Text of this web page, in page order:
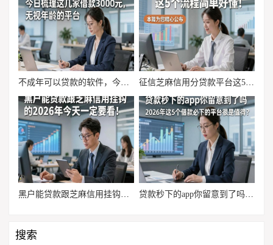
不成年可以贷款的软件，今日梳理这几家借款3000元无视年龄的平台 征信芝麻信用分贷款平台这5个流程简单好懂！本篇为您精心公布！
贷款秒下的app你留意到了吗，2026年这5个借款必下的平台很是值得
搜索